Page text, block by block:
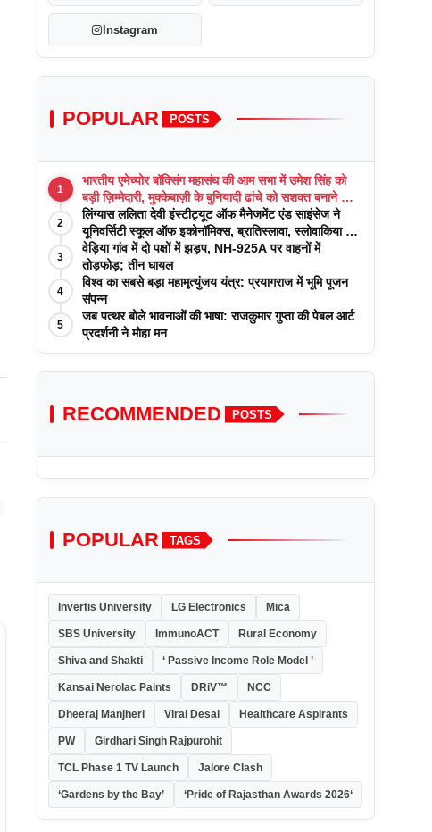
Instagram
POPULAR POSTS
1
भारतीय एमेच्योर बॉक्सिंग महासंघ की आम सभा में उमेश सिंह को
बड़ी ज़िम्मेदारी, मुक्केबाज़ी के बुनियादी ढांचे को सशक्त बनाने का
वादा
2
लिंग्यास ललिता देवी इंस्टीट्यूट ऑफ मैनेजमेंट एंड साइंसेज ने
यूनिवर्सिटी स्कूल ऑफ इकोनॉमिक्स, ब्रातिस्लावा, स्लोवाकिया के
साथ अकादमिक पत्रिकाओं में प्रकाशन रणनीतियों पर एक
दिवसीय कार्यशाला का आयोजन किया
3
वेड़िया गांव में दो पक्षों में झड़प, NH-925A पर वाहनों में
तोड़फोड़; तीन घायल
4
विश्व का सबसे बड़ा महामृत्युंजय यंत्र: प्रयागराज में भूमि पूजन
संपन्न
5
जब पत्थर बोले भावनाओं की भाषा: राजकुमार गुप्ता की पेबल आर्ट
प्रदर्शनी ने मोहा मन
RECOMMENDED POSTS
POPULAR TAGS
Invertis University LG Electronics Mica
SBS University ImmunoACT Rural Economy
Shiva and Shakti ‘ Passive Income Role Model ’
Kansai Nerolac Paints DRiV™ NCC
Dheeraj Manjheri Viral Desai Healthcare Aspirants
PW Girdhari Singh Rajpurohit
TCL Phase 1 TV Launch Jalore Clash
‘Gardens by the Bay’ ‘Pride of Rajasthan Awards 2026‘